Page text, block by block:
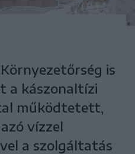
is
a kászonaltízi
működtetett,
vízzel
a szolgáltatás